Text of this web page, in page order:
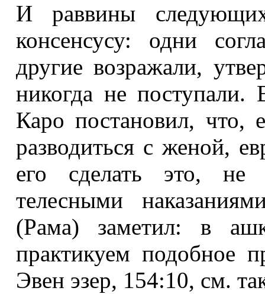
И раввины
консенсусу: одни
другие возражали,
никогда не
Каро постановил, что,
разводиться с женой,
его сделать это, не
телесными
(Рама) заметил: в
практикуем подобное
Эвен эзер, 154:10, см.